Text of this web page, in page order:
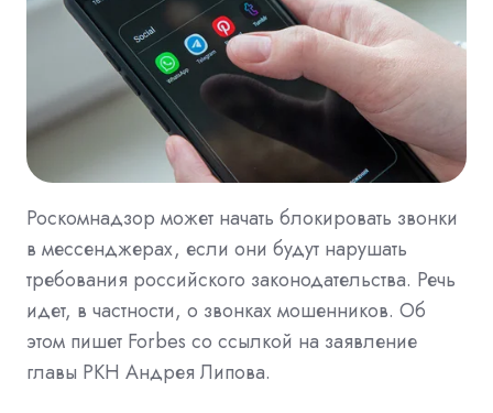
Роскомнадзор может начать блокировать звонки
в мессенджерах, если они будут нарушать
требования российского законодательства. Речь
идет, в частности, о звонках мошенников. Об
этом пишет Forbes со ссылкой на заявление
главы РКН Андрея Липова.